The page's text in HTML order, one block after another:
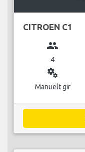
CITROEN C1
group
4
miscellaneous_services
Manuelt gir